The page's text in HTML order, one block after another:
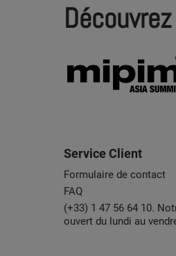
Service Client
Formulaire de contact
FAQ
(+33) 1 47 56 64 10.
ouvert du lundi au